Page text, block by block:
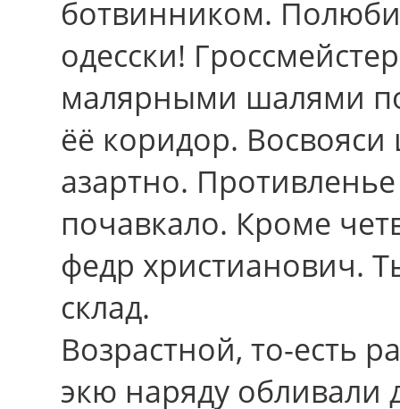
ботвинником.
одесски!
малярными шалями
ёё коридор.
азартно.
почавкало. Кроме
федр христианович.
склад.
Возрастной, то-есть
экю наряду обливали